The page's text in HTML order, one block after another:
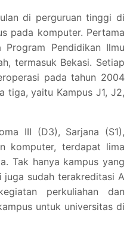
di perguruan tinggi di
pada komputer. Pertama
Pendidikan Ilmu
termasuk Bekasi. Setiap
pada tahun 2004
tiga, yaitu Kampus J1, J2,
III (D3), Sarjana (S1),
komputer, terdapat lima
Tak hanya kampus yang
juga sudah terakreditasi A
perkuliahan dan
untuk universitas di